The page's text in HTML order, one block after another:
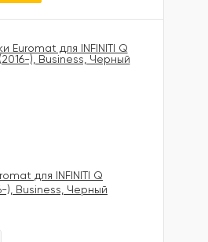
для INFINITI Q
), Business, Черный